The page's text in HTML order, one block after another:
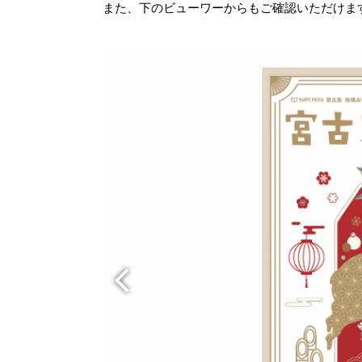
また、下のビューワーからもご確認いただけま